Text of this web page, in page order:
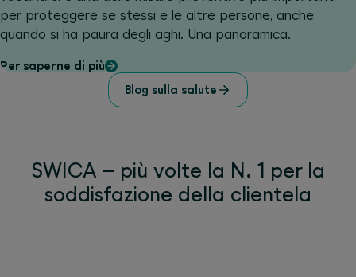
per proteggere se stessi e le altre persone, anche
quando si ha paura degli aghi. Una panoramica.
Per saperne di più
Blog sulla salute
SWICA – più volte la N. 1 per la
soddisfazione della clientela